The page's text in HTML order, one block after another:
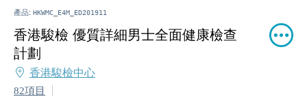
產品: HKWMC_E4M_ED201911
香港駿檢 優質詳細男士全面健康檢查
計劃
香港駿檢中心
82項目